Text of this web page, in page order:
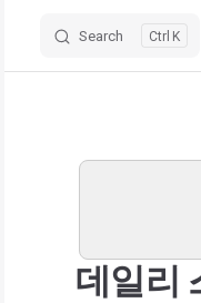
Search K
데일리